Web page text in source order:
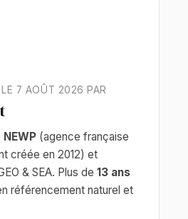
LE 7 AOÛT 2026 PAR
NEWP (agence française
créée en 2012) et
& SEA. Plus de 13 ans
référencement naturel et